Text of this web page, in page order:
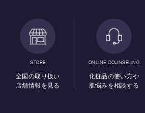
STORE
全国の取り扱い
店舗情報を見る
ONLINE COUNSELING
化粧品の使い方や
肌悩みを相談する